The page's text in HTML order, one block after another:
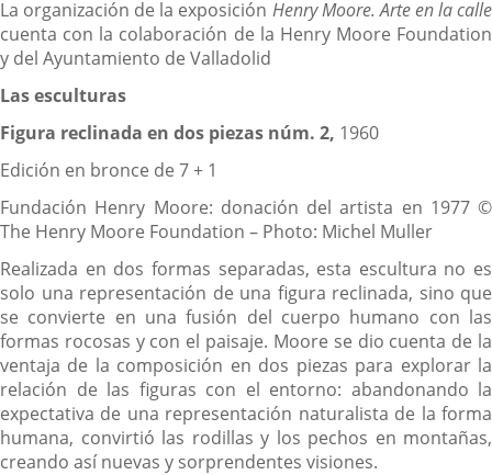
La organización de la exposición Henry Moore. Arte en la calle
cuenta con la colaboración de la Henry Moore Foundation
y del Ayuntamiento de Valladolid
Las esculturas
Figura reclinada en dos piezas núm. 2, 1960
Edición en bronce de 7 + 1
Fundación Henry Moore: donación del artista en 1977 ©
The Henry Moore Foundation – Photo: Michel Muller
Realizada en dos formas separadas, esta escultura no es
solo una representación de una figura reclinada, sino que
se convierte en una fusión del cuerpo humano con las
formas rocosas y con el paisaje. Moore se dio cuenta de la
ventaja de la composición en dos piezas para explorar la
relación de las figuras con el entorno: abandonando la
expectativa de una representación naturalista de la forma
humana, convirtió las rodillas y los pechos en montañas,
creando así nuevas y sorprendentes visiones.